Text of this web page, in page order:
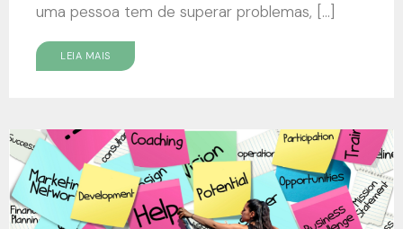
uma pessoa tem de superar problemas, […]
LEIA MAIS